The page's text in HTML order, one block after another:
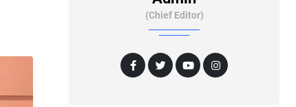
(Chief Editor)